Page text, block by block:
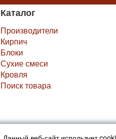
Каталог
Производители
Кирпич
Блоки
Сухие смеси
Кровля
Поиск товара